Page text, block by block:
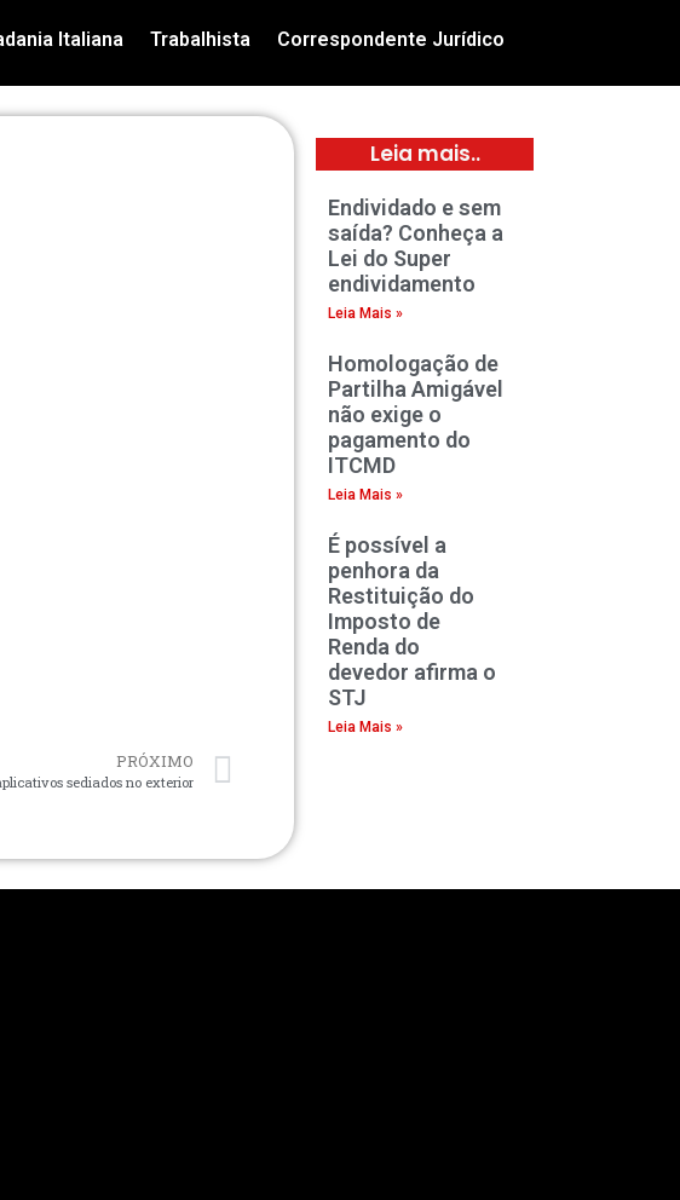
Italiana Trabalhista Correspondente Jurídico
PRÓXIMO
sediados no exterior
Leia mais..
Endividado e sem
saída? Conheça a
Lei do Super
endividamento
Leia Mais »
Homologação de
Partilha Amigável
não exige o
pagamento do
ITCMD
Leia Mais »
É possível a
penhora da
Restituição do
Imposto de
Renda do
devedor afirma o
STJ
Leia Mais »